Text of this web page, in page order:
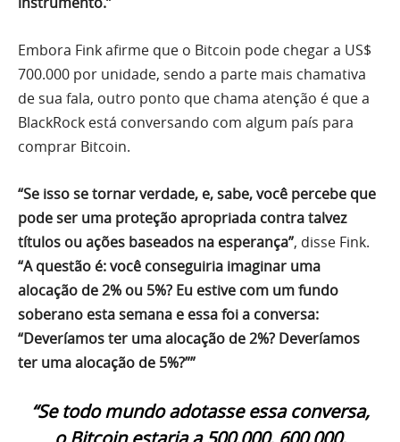
Embora Fink afirme que o Bitcoin pode chegar a US$
700.000 por unidade, sendo a parte mais chamativa
de sua fala, outro ponto que chama atenção é que a
BlackRock está conversando com algum país para
comprar Bitcoin.
“Se isso se tornar verdade, e, sabe, você percebe que
pode ser uma proteção apropriada contra talvez
títulos ou ações baseados na esperança”, disse Fink.
“A questão é: você conseguiria imaginar uma
alocação de 2% ou 5%? Eu estive com um fundo
soberano esta semana e essa foi a conversa:
“Deveríamos ter uma alocação de 2%? Deveríamos
ter uma alocação de 5%?””
“Se todo mundo adotasse essa conversa,